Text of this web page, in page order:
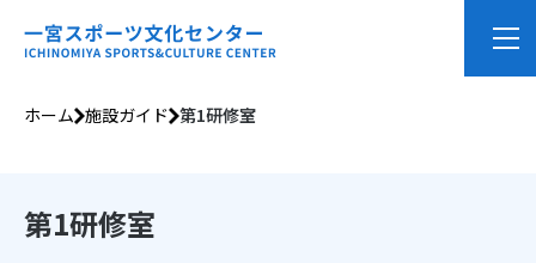
ホーム 施設ガイド 第1研修室
第1研修室